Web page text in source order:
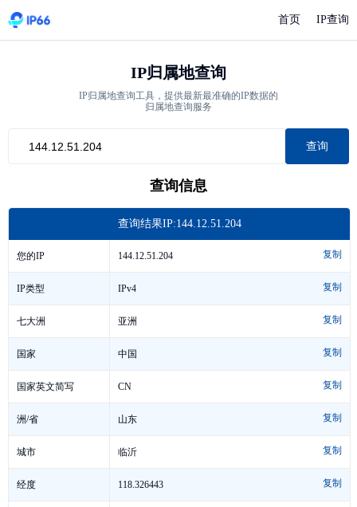
首页 IP查询
IP归属地查询
IP归属地查询工具，提供最新最准确的IP数据的
归属地查询服务
查询
查询信息
查询结果IP:144.12.51.204
您的IP 144.12.51.204 复制
IP类型 IPv4 复制
七大洲 亚洲 复制
国家 中国 复制
国家英文简写 CN 复制
洲/省 山东 复制
城市 临沂 复制
经度 118.326443 复制